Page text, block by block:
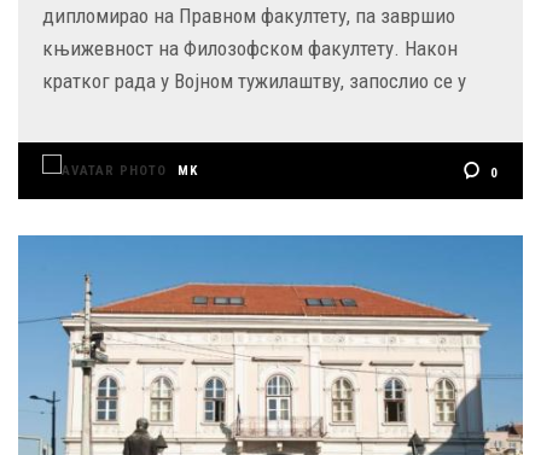
дипломирао на Правном факултету, па завршио
књижевност на Филозофском факултету. Након
кратког рада у Војном тужилаштву, запослио се у
MK 0